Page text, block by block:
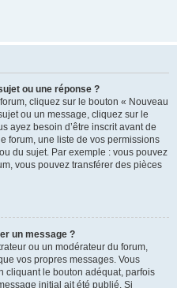
ou une réponse ?
cliquez sur le bouton « Nouveau
ou un message, cliquez sur le
ayez besoin d’être inscrit avant de
forum, une liste de vos permissions
du sujet. Par exemple : vous pouvez
vous pouvez transférer des pièces
un message ?
ou un modérateur du forum,
vos propres messages. Vous
cliquant le bouton adéquat, parfois
initial ait été publié. Si